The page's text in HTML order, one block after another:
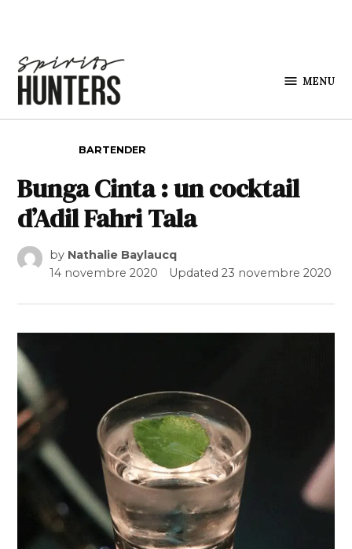
MENU
BARTENDER
Bunga Cinta : un cocktail
d’Adil Fahri Tala
by Nathalie Baylaucq
14 novembre 2020
Updated23 novembre 2020